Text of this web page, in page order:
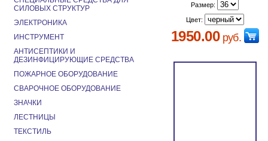
Размер:
Цвет:
1950.00руб.
СИЛОВЫХ СТРУКТУР
ЭЛЕКТРОНИКА
ИНСТРУМЕНТ
АНТИСЕПТИКИ И
ДЕЗИНФИЦИРУЮЩИЕ СРЕДСТВА
ПОЖАРНОЕ ОБОРУДОВАНИЕ
СВАРОЧНОЕ ОБОРУДОВАНИЕ
ЗНАЧКИ
ЛЕСТНИЦЫ
ТЕКСТИЛЬ